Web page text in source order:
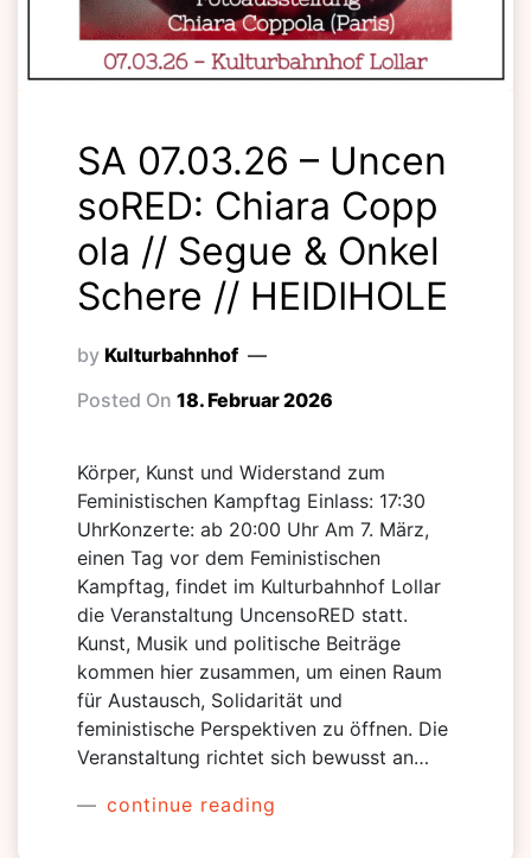
SA 07.03.26 – Uncen
soRED: Chiara Copp
ola // Segue & Onkel
Schere // HEIDIHOLE
by Kulturbahnhof
Posted On 18. Februar 2026
Körper, Kunst und Widerstand zum
Feministischen Kampftag Einlass: 17:30
UhrKonzerte: ab 20:00 Uhr Am 7. März,
einen Tag vor dem Feministischen
Kampftag, findet im Kulturbahnhof Lollar
die Veranstaltung UncensoRED statt.
Kunst, Musik und politische Beiträge
kommen hier zusammen, um einen Raum
für Austausch, Solidarität und
feministische Perspektiven zu öffnen. Die
Veranstaltung richtet sich bewusst an…
continue reading